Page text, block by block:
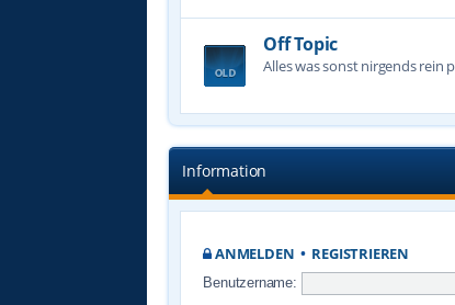
Off Topic
Alles was sonst nirgends rein
Information
ANMELDEN • REGISTRIEREN
Benutzername: